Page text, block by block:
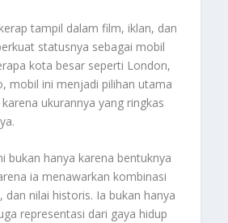
tampil dalam film, iklan, dan
statusnya sebagai mobil
kota besar seperti London,
mobil ini menjadi pilihan utama
ukurannya yang ringkas
bukan hanya karena bentuknya
ia menawarkan kombinasi
dan nilai historis. Ia bukan hanya
representasi dari gaya hidup